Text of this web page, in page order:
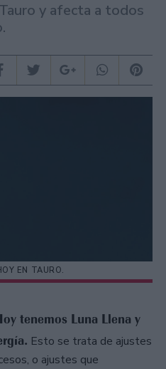
y afecta a todos
EN TAURO.
tenemos Luna Llena y
Esto se trata de ajustes
o ajustes que